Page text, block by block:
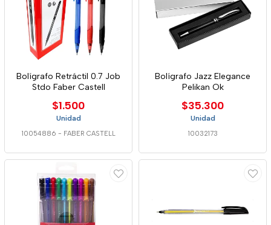
Bolígrafo Retráctil 0.7 Job
Stdo Faber Castell
$1.500
Unidad
10054886 - FABER CASTELL
Bolígrafo Jazz Elegance
Pelikan Ok
$35.300
Unidad
10032173